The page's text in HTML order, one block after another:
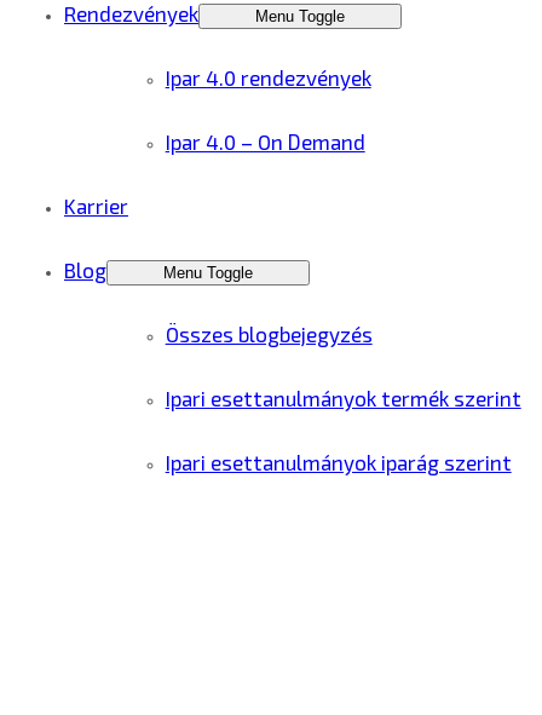
Rendezvények Menu Toggle
Ipar 4.0 rendezvények
Ipar 4.0 – On Demand
Karrier
Blog Menu Toggle
Összes blogbejegyzés
Ipari esettanulmányok termék szerint
Ipari esettanulmányok iparág szerint